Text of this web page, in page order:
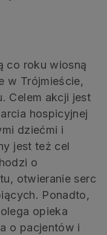
co roku wiosną
w Trójmieście,
Celem akcji jest
hospicyjnej
dziećmi i
jest też cel
o
otwieranie serc
Ponadto,
opieka
o pacjentów i